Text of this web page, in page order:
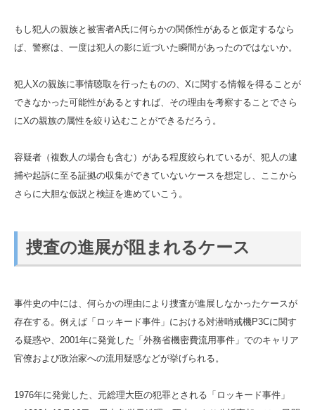
もし犯人の親族と被害者A氏に何らかの関係性があると仮定するなら
ば、警察は、一度は犯人の影に近づいた瞬間があったのではないか。
犯人Xの親族に事情聴取を行ったものの、Xに関する情報を得ることが
できなかった可能性があるとすれば、その理由を考察することでさら
にXの親族の属性を絞り込むことができるだろう。
容疑者（複数人の場合も含む）がある程度絞られているが、犯人の逮
捕や起訴に至る証拠の収集ができていないケースを想定し、ここから
さらに大胆な仮説と検証を進めていこう。
捜査の進展が阻まれるケース
事件史の中には、何らかの理由により捜査が進展しなかったケースが
存在する。例えば「ロッキード事件」における対潜哨戒機P3Cに関す
る疑惑や、2001年に発覚した「外務省機密費流用事件」でのキャリア
官僚および政治家への流用疑惑などが挙げられる。
1976年に発覚した、元総理大臣の犯罪とされる「ロッキード事件」